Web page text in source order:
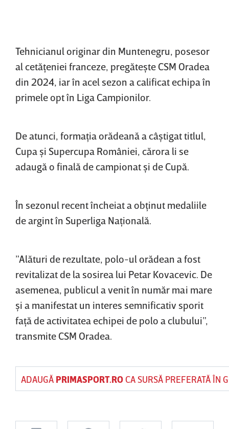
Tehnicianul originar din Muntenegru, posesor
al cetăţeniei franceze, pregăteşte CSM Oradea
din 2024, iar în acel sezon a calificat echipa în
primele opt în Liga Campionilor.
De atunci, formaţia orădeană a câştigat titlul,
Cupa şi Supercupa României, cărora li se
adaugă o finală de campionat şi de Cupă.
În sezonul recent încheiat a obţinut medaliile
de argint în Superliga Naţională.
”Alături de rezultate, polo-ul orădean a fost
revitalizat de la sosirea lui Petar Kovacevic. De
asemenea, publicul a venit în număr mai mare
şi a manifestat un interes semnificativ sporit
faţă de activitatea echipei de polo a clubului”,
transmite CSM Oradea.
ADAUGĂ PRIMASPORT.ROCA SURSĂ PREFERATĂ ÎN